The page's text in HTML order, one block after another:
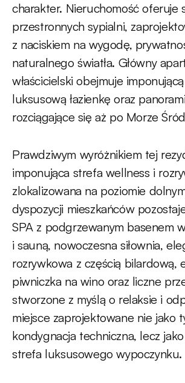
charakter. Nieruchomość oferuje
przestronnych sypialni,
z naciskiem na wygodę,
naturalnego światła. Główny
właścicielski obejmuje
luksusową łazienkę oraz
rozciągające się aż po Morze
Prawdziwym wyróżnikiem tej
imponująca strefa wellness i
zlokalizowana na poziomie
dyspozycji mieszkańców
SPA z podgrzewanym basenem
i sauną, nowoczesna siłownia,
rozrywkowa z częścią bilardową,
piwniczka na wino oraz liczne
stworzone z myślą o relaksie i
miejsce zaprojektowane nie jako
kondygnacja techniczna, lecz
strefa luksusowego wypoczynku.